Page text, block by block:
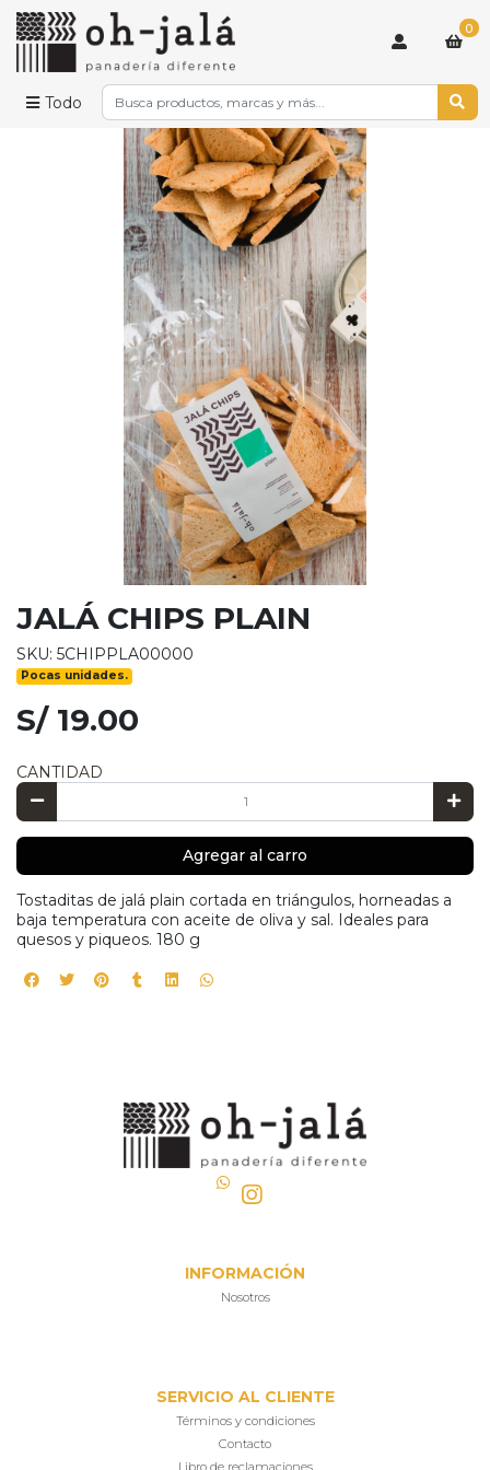
Todo
0
JALÁ CHIPS PLAIN
SKU: 5CHIPPLA00000
Pocas unidades.
S/ 19.00
CANTIDAD
Agregar al carro
Tostaditas de jalá plain cortada en triángulos, horneadas a
baja temperatura con aceite de oliva y sal. Ideales para
quesos y piqueos. 180 g
INFORMACIÓN
Nosotros
SERVICIO AL CLIENTE
Términos y condiciones
Contacto
Libro de reclamaciones